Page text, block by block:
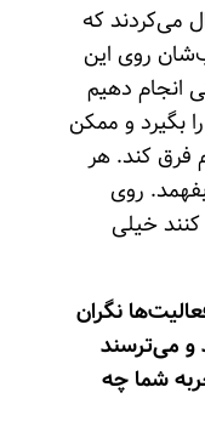
می‌کردند که
روی این
انجام دهیم
بگیرد و ممکن
کند. هر
روی
خیلی
نگران
و می‌ترسند
شما چه